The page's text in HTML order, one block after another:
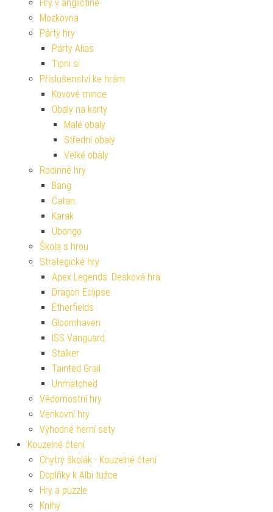
Hry v angličtině
Mozkovna
Párty hry
Párty Alias
Tipni si
Příslušenství ke hrám
Kovové mince
Obaly na karty
Malé obaly
Střední obaly
Velké obaly
Rodinné hry
Bang
Catan
Karak
Ubongo
Škola s hrou
Strategické hry
Apex Legends: Desková hra
Dragon Eclipse
Etherfields
Gloomhaven
ISS Vanguard
Stalker
Tainted Grail
Unmatched
Vědomostní hry
Venkovní hry
Výhodné herní sety
Kouzelné čtení
Chytrý školák - Kouzelné čtení
Doplňky k Albi tužce
Hry a puzzle
Knihy